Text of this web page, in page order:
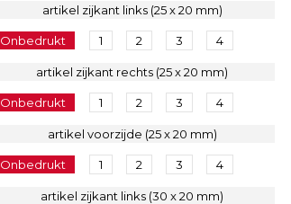
artikel zijkant links (25 x 20 mm)
Onbedrukt 1 2 3 4
artikel zijkant rechts (25 x 20 mm)
Onbedrukt 1 2 3 4
artikel voorzijde (25 x 20 mm)
Onbedrukt 1 2 3 4
artikel zijkant links (30 x 20 mm)